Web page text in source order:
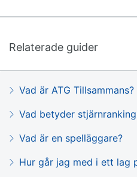
Relaterade guider
Vad är ATG Tillsammans?
Vad betyder
Vad är en spelläggare?
Hur går jag med i ett lag